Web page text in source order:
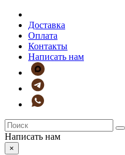
Доставка
Оплата
Контакты
Написать нам
Написать нам
×